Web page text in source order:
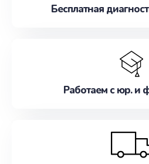
Бесплатная
Работаем с юр. и